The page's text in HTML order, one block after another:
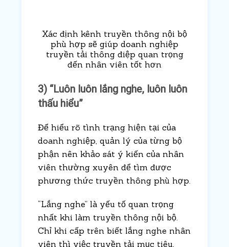
Xác định kênh truyền thông nội bộ
phù hợp sẽ giúp doanh nghiệp
truyền tải thông điệp quan trọng
đến nhân viên tốt hơn
3) “Luôn luôn lắng nghe, luôn luôn
thấu hiểu”
Để hiểu rõ tình trạng hiện tại của
doanh nghiệp, quản lý của từng bộ
phận nên khảo sát ý kiến của nhân
viên thường xuyên để tìm được
phương thức truyền thông phù hợp.
“Lắng nghe” là yếu tố quan trọng
nhất khi làm truyền thông nội bộ.
Chỉ khi cấp trên biết lắng nghe nhân
viên thì việc truyền tải mục tiêu,